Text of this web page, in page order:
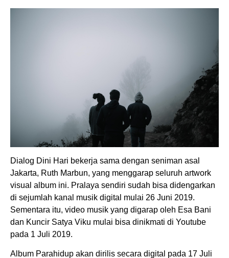
Dialog Dini Hari bekerja sama dengan seniman asal
Jakarta, Ruth Marbun, yang menggarap seluruh artwork
visual album ini. Pralaya sendiri sudah bisa didengarkan
di sejumlah kanal musik digital mulai 26 Juni 2019.
Sementara itu, video musik yang digarap oleh Esa Bani
dan Kuncir Satya Viku mulai bisa dinikmati di Youtube
pada 1 Juli 2019.
Album Parahidup akan dirilis secara digital pada 17 Juli